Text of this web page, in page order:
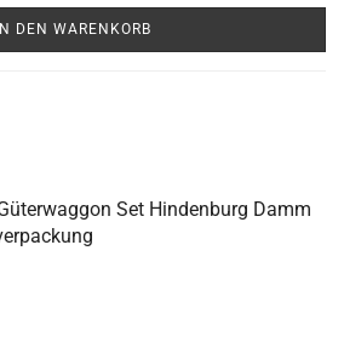
IN DEN WARENKORB